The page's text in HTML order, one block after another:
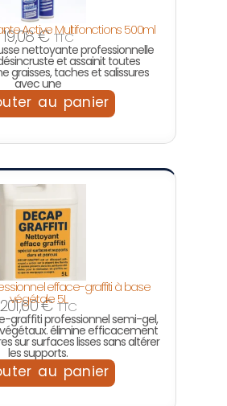
Active Multifonctions 500ml
19,08€ TTC
nettoyante professionnelle
et assainit toutes
graisses, taches et salissures
avec une
au panier
efface-graffiti à base
végétale 5L
201,60€ TTC
graffiti professionnel semi-gel,
végétaux. élimine efficacement
sur surfaces lisses sans altérer
les supports.
au panier